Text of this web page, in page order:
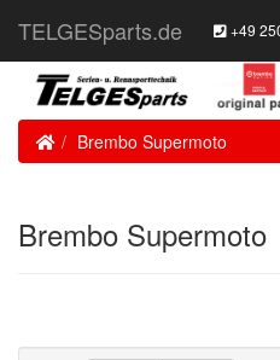
TELGESparts.de +49
HomeBrembo Supermoto
Brembo Supermoto